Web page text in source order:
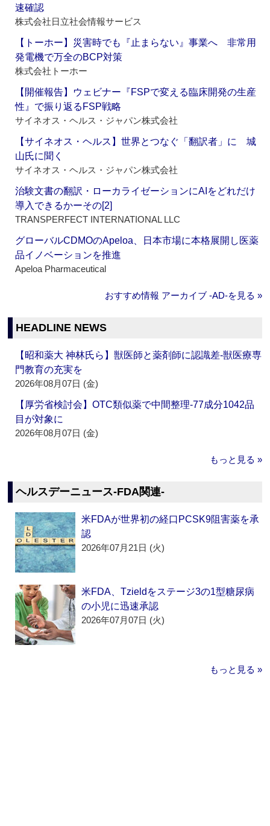
速確認
株式会社日立社会情報サービス
【トーホー】災害時でも『止まらない』事業へ 非常用
発電機で万全のBCP対策
株式会社トーホー
【開催報告】ウェビナー『FSPで変える臨床開発の生産
性』で振り返るFSP戦略
サイネオス・ヘルス・ジャパン株式会社
【サイネオス・ヘルス】世界とつなぐ「翻訳者」に 城
山氏に聞く
サイネオス・ヘルス・ジャパン株式会社
治験文書の翻訳・ローカライゼーションにAIをどれだけ
導入できるかーその[2]
TRANSPERFECT INTERNATIONAL LLC
グローバルCDMOのApeloa、日本市場に本格展開し医薬
品イノベーションを推進
Apeloa Pharmaceutical
おすすめ情報 アーカイブ ‐AD‐を見る »
HEADLINE NEWS
【昭和薬大 神林氏ら】獣医師と薬剤師に認識差‐獣医療専
門教育の充実を
2026年08月07日 (金)
【厚労省検討会】OTC類似薬で中間整理‐77成分1042品
目が対象に
2026年08月07日 (金)
もっと見る »
ヘルスデーニュース‐FDA関連‐
米FDAが世界初の経口PCSK9阻害薬を承
認
2026年07月21日 (火)
米FDA、Tzieldをステージ3の1型糖尿病
の小児に迅速承認
2026年07月07日 (火)
もっと見る »